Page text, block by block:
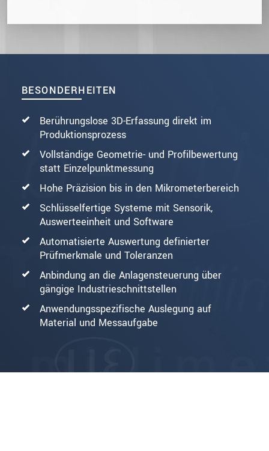
BESONDERHEITEN
Berührungslose 3D-Erfassung direkt im
Produktionsprozess
Vollständige Geometrie- und Profilbewertung
statt Einzelpunktmessung
Hohe Präzision bis in den Mikrometerbereich
Schlüsselfertige Systeme mit Sensorik,
Auswerteeinheit und Software
Automatisierte Auswertung definierter
Prüfmerkmale und Toleranzen
Anbindung an die Anlagensteuerung über
gängige Industrieschnittstellen
Anwendungsspezifische Auslegung auf
Material und Messaufgabe